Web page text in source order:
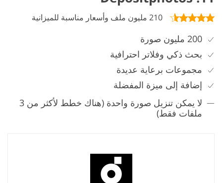
210 مليون ملف وأسعار مناسبة للميزانية
200 مليون صورة
بحث ذكي وفلاتر احترافية
مجموعات برعاية عديدة
إضافة إلى ميزة المفضلة
لا يمكن تنزيل صورة واحدة (هناك خطط لأكثر من 3
ملفات فقط)